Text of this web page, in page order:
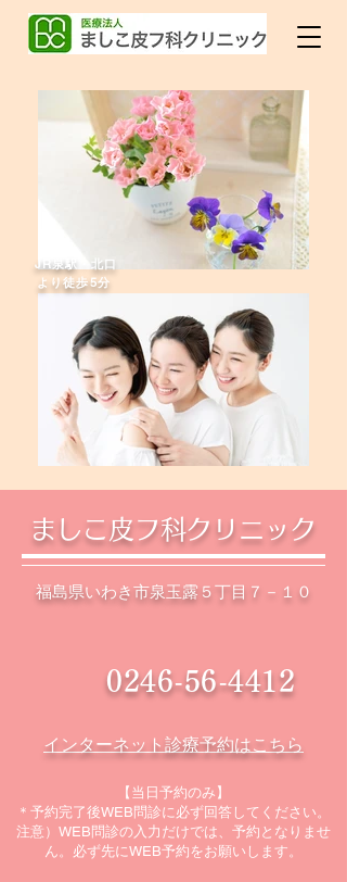
JR泉駅・北口
より徒歩5分
ましこ皮フ科クリニック
福島県いわき市泉玉露５丁目７－１０
0246-56-4412
インターネット診療予約はこちら
【当日予約のみ】
＊予約完了後WEB問診に必ず回答してください。
注意）WEB問診の入力だけでは、予約となりませ
ん。必ず先にWEB予約をお願いします。